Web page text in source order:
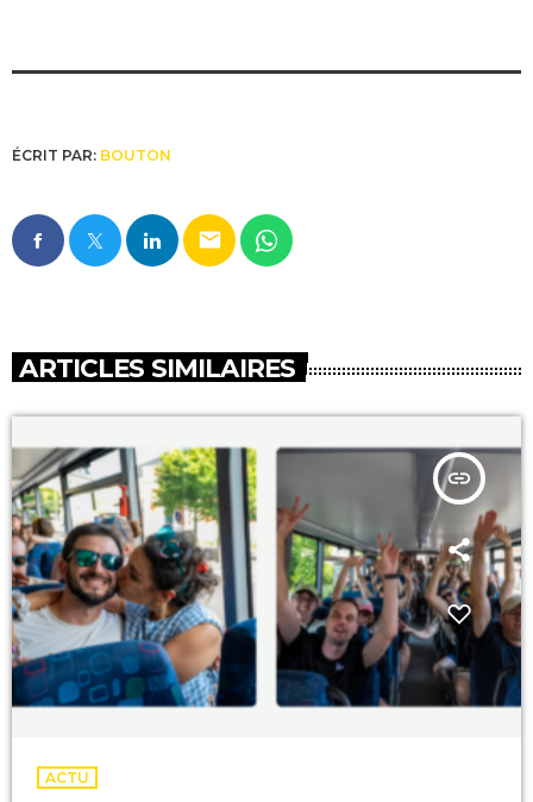
ÉCRIT PAR: BOUTON
email
ARTICLES SIMILAIRES
insert_link
ACTU